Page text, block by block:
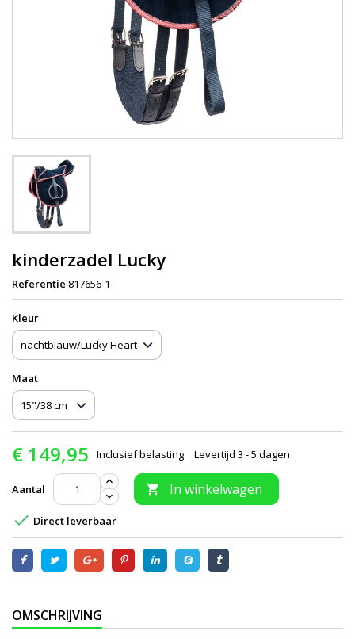
kinderzadel Lucky
Referentie 817656-1
Kleur
Maat
€ 149,95 Inclusief belasting Levertijd 3 - 5 dagen
Aantal  In winkelwagen
 Direct leverbaar
OMSCHRIJVING